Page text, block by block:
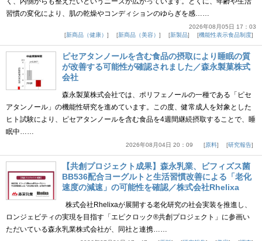
習慣の変化により、肌の乾燥やコンディションのゆらぎを感……
2026年08月05日 17：03
新商品（健康）
新商品（美容） 新製品 機能性表示食品制度
ピセアタンノールを含む食品の摂取により睡眠の質
が改善する可能性が確認されました／森永製菓株式
会社
森永製菓株式会社では、ポリフェノールの一種である「ピセ
アタンノール」の機能性研究を進めています。この度、健常成人を対象とした
ヒト試験により、ピセアタンノールを含む食品を4週間継続摂取することで、睡
眠中……
2026年08月04日 20：09 原料 研究報告
【共創プロジェクト成果】森永乳業、ビフィズス菌
BB536配合ヨーグルトと生活習慣改善による「老化
速度の減速」の可能性を確認／株式会社Rhelixa
株式会社Rhelixaが展開する老化研究の社会実装を推進し、
ロンジェビティの実現を目指す「エピクロック®共創プロジェクト」に参画い
ただいている森永乳業株式会社が、同社と連携……